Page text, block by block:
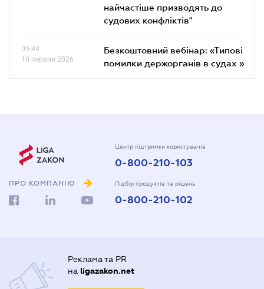
найчастіше призводять до
судових конфліктів"
09.40
10 червня 2026
Безкоштовний вебінар: «Типові
помилки держорганів в судах »
ПРО КОМПАНІЮ
Центр підтримки користувачів
0-800-210-103
Підбір продуктів та рішень
0-800-210-102
Реклама та PR
на ligazakon.net